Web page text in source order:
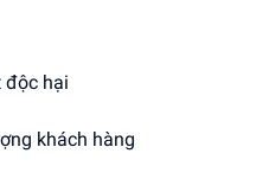
độc hại
khách hàng